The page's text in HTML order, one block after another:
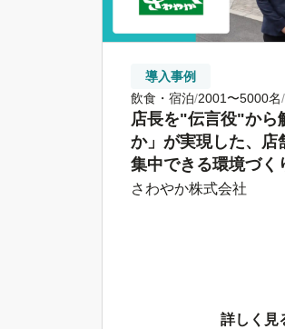
導入事例
飲食・宿泊 2001〜5000名
店長を"伝言役"から
か」が実現した、店
集中できる環境づく
さわやか株式会社
詳しく見